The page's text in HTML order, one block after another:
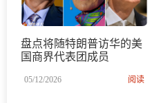
盘点将随特朗普访华的美
国商界代表团成员
05/12/2026 阅读